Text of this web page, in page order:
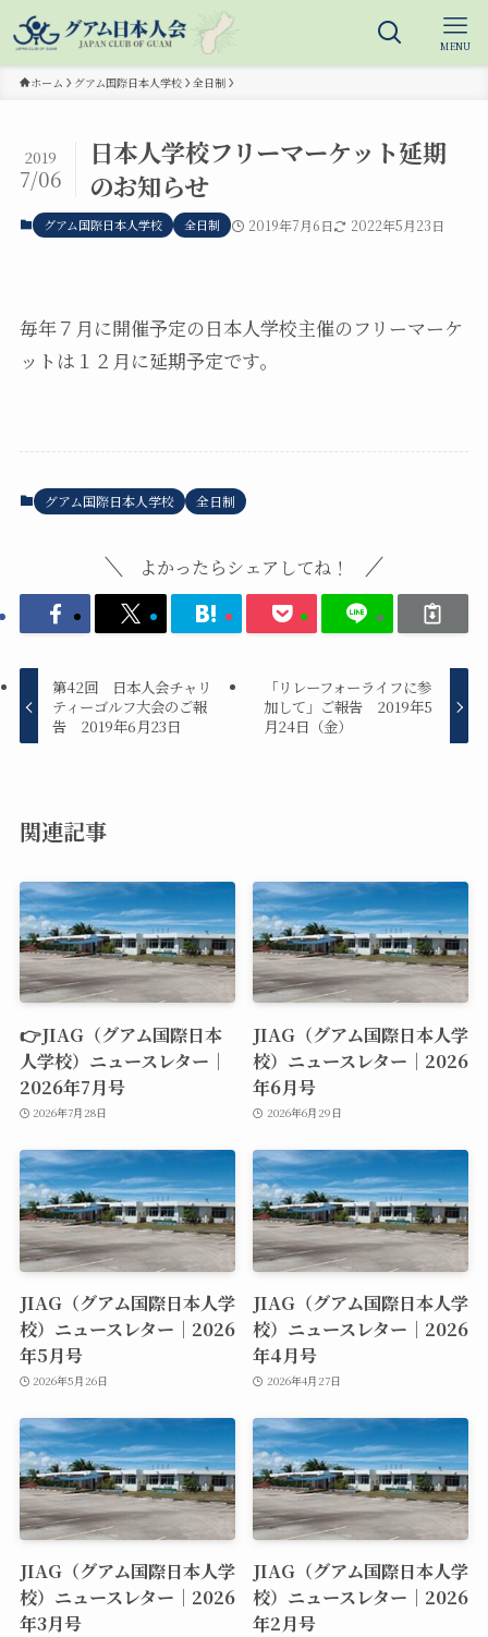
MENU
ホーム グアム国際日本人学校 全日制
日本人学校フリーマーケット延期
のお知らせ
2019
7/06
グアム国際日本人学校 全日制 2019年7月6日 2022年5月23日
毎年７月に開催予定の日本人学校主催のフリーマーケ
ットは１２月に延期予定です。
グアム国際日本人学校 全日制
よかったらシェアしてね！
第42回 日本人会チャリ
ティーゴルフ大会のご報
告 2019年6月23日
「リレーフォーライフに参
加して」ご報告 2019年5
月24日（金）
関連記事
👉JIAG（グアム国際日本
人学校）ニュースレター｜
2026年7月号
2026年7月28日
JIAG（グアム国際日本人学
校）ニュースレター｜2026
年6月号
2026年6月29日
JIAG（グアム国際日本人学
校）ニュースレター｜2026
年5月号
2026年5月26日
JIAG（グアム国際日本人学
校）ニュースレター｜2026
年4月号
2026年4月27日
JIAG（グアム国際日本人学
校）ニュースレター｜2026
年3月号
JIAG（グアム国際日本人学
校）ニュースレター｜2026
年2月号